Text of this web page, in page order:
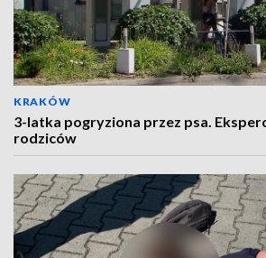
KRAKÓW
3-latka pogryziona przez psa.
rodziców